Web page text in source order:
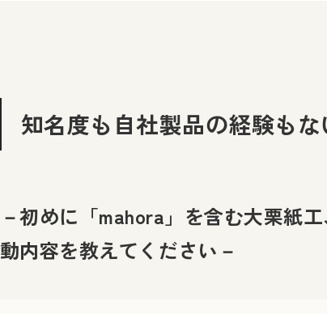
知名度も自社製品の経験も
－初めに「mahora」を含む大栗紙
動内容を教えてください－